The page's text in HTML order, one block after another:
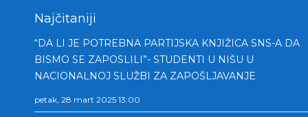
Najčitaniji
“DA LI JE POTREBNA PARTIJSKA KNJIŽICA SNS-A DA
BISMO SE ZAPOSLILI”- STUDENTI U NIŠU U
NACIONALNOJ SLUŽBI ZA ZAPOŠLJAVANJE
petak, 28 mart 2025 13:00